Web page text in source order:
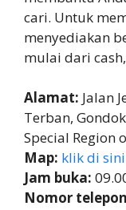
cari. Untuk
menyediakan
mulai dari
Alamat: Jalan
Terban,
Special Region
Map: klik di sini
Jam buka:
Nomor